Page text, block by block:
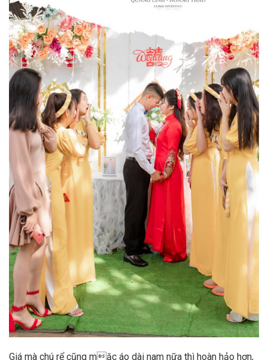
Giá mà chú rể cũng mặc áo dài nam nữa thì hoàn hảo hơn,